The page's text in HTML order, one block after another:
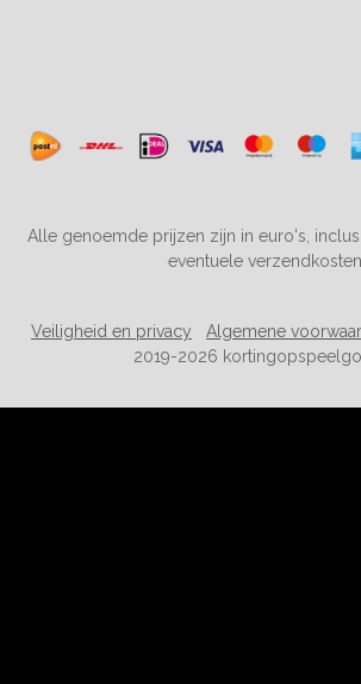
Alle genoemde prijzen zijn in euro's,
eventuele verzendkosten.
Veiligheid en privacy Algemene
2019-2026